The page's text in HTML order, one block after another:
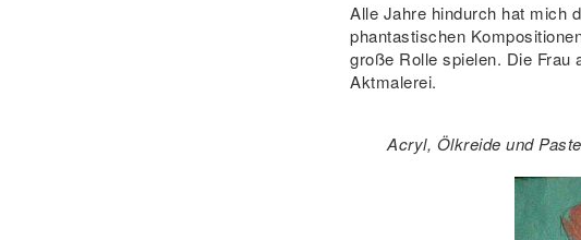
Alle Jahre hindurch hat mich
phantastischen
große Rolle spielen. Die Frau
Aktmalerei.
Acryl, Ölkreide und